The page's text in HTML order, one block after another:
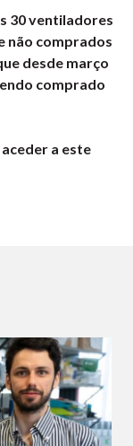
30 ventiladores
não comprados
desde março
comprado
a este